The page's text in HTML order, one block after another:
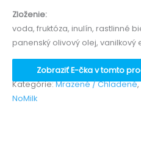
Zloženie:
voda, fruktóza, inulín, rastlinné
panenský olivový olej, vanilkový
Zobraziť E-čka v tomto
Kategórie:Mrazené / Chladené,
NoMilk